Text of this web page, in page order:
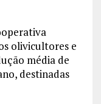
olivicultores e
média de
destinadas